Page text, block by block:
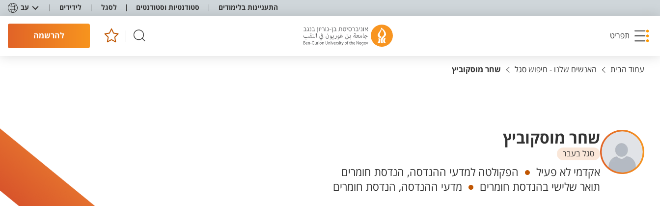
התעניינות בלימודים סטודנטיות וסטודנטים לסגל לידידים עב
תפריט להרשמה
עמוד הבית האנשים שלנו - חיפוש סגל שחר מוסקוביץ
שחר מוסקוביץ
סגל בעבר
יחידות
אקדמי לא פעיל
הפקולטה למדעי ההנדסה, הנדסת חומרים
תואר שלישי בהנדסת חומרים
מדעי ההנדסה, הנדסת חומרים